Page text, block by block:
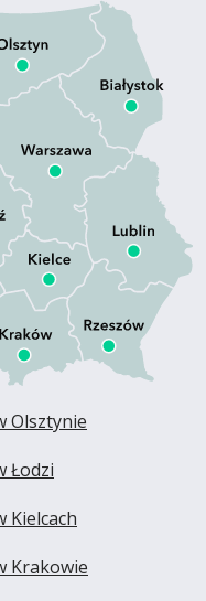
Olsztynie
Łodzi
Kielcach
Krakowie